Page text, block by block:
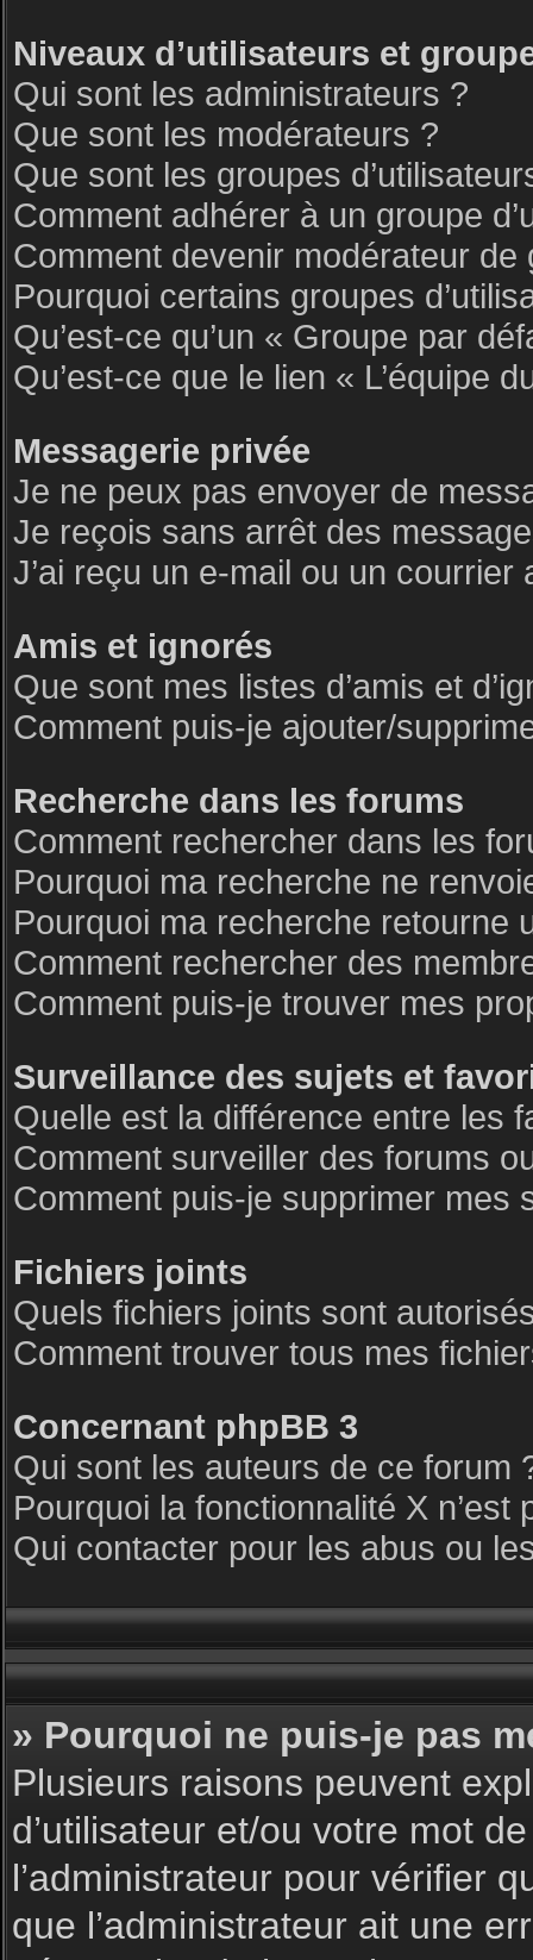
Niveaux d’utilisateurs et
Qui sont les administrateurs ?
Que sont les modérateurs ?
Que sont les groupes
Comment adhérer à un groupe
Comment devenir modérateur de
Pourquoi certains groupes
Qu’est-ce qu’un « Groupe par
Qu’est-ce que le lien « L’équipe
Messagerie privée
Je ne peux pas envoyer de
Je reçois sans arrêt des
J’ai reçu un e-mail ou un courrier
Amis et ignorés
Que sont mes listes d’amis et
Comment puis-je ajouter/
Recherche dans les forums
Comment rechercher dans les
Pourquoi ma recherche ne
Pourquoi ma recherche retourne
Comment rechercher des
Comment puis-je trouver mes
Surveillance des sujets et
Quelle est la différence entre les
Comment surveiller des forums
Comment puis-je supprimer mes
Fichiers joints
Quels fichiers joints sont
Comment trouver tous mes
Concernant phpBB 3
Qui sont les auteurs de ce forum
Pourquoi la fonctionnalité X n’est
Qui contacter pour les abus ou
» Pourquoi ne puis-je pas
Plusieurs raisons peuvent
d’utilisateur et/ou votre mot
l’administrateur pour vérifier
que l’administrateur ait une